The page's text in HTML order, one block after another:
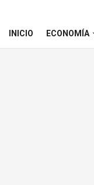
INICIO ECONOMÍA